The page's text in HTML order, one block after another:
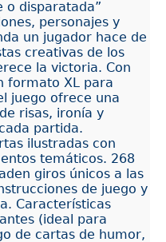
o disparatada”
personajes y
un jugador hace de
creativas de los
la victoria. Con
formato XL para
juego ofrece una
risas, ironía y
partida.
ilustradas con
temáticos. 268
giros únicos a las
de juego y
Características
(ideal para
de cartas de humor,